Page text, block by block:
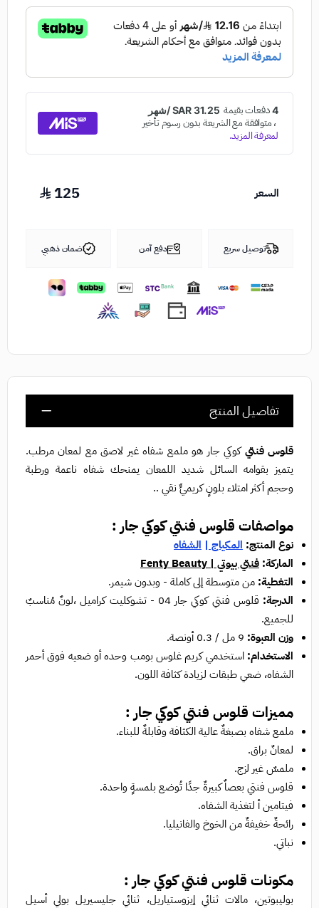
السعر 125
توصيل سريع دفع آمن ضمان ذهبي
تفاصيل المنتج
قلوس فنتيكوكي جار هو ملمع شفاه غير لاصق مع لمعان مرطب.
يتميز بقوامه السائل شديد اللمعان يمنحك شفاه ناعمة ورطبة
وحجم أكثر امتلاء بلونٍ كريميٍّ نقي ..
مواصفات قلوس فنتي كوكي جار :
نوع المنتج: المكياج | الشفاه
الماركة: فنتي بيوتي | Fenty Beauty
التغطية: من متوسطة إلى كاملة - وبدون شيمر.
الدرجة:
قلوس فنتي كوكي جار 04 - تشوكليت كراميل ،لونٌ مُناسبٌ
للجميع.
وزن العبوة: 9 مل / 0.3 أونصة.
الاستخدام:استخدمي كريم غلوس بومب وحده أو ضعيه فوق أحمر
الشفاه، ضعي طبقات لزيادة كثافة اللون.
مميزات قلوس فنتي كوكي جار :
ملمع شفاه بصبغةٌ عالية الكثافة وقابلةٌ للبناء.
لمعانٌ براق.
ملمسٌ غير لزج.
قلوس فنتي بعصاٌ كبيرةٌ جدًا تُوضع بلمسةٍ واحدة.
فيتامين أ لتغذية الشفاه.
رائحةٌ خفيفةٌ من الخوخ والفانيليا.
نباتي.
مكونات قلوس فنتي كوكي جار :
بوليبوتين، مالات ثنائي إيزوستياريل، ثنائي جليسيريل بولي أسيل